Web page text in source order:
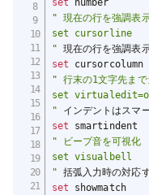
set
" 現在の行を強調表
set cursorline
"
set
" 行末の1文字先まで
set
"
set
" ビープ音を可視化
set visualbell
"
set
showmatch